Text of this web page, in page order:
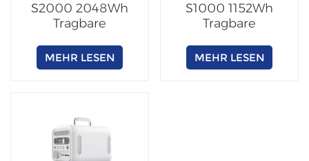
S2000 2048Wh
Tragbare
MEHR LESEN
S1000 1152Wh
Tragbare
MEHR LESEN